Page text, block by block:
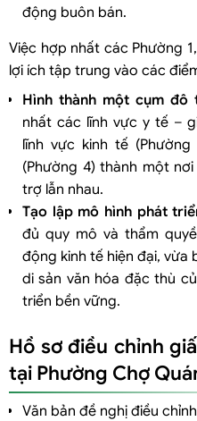
động buôn bán.
Việc hợp nhất các Phường
lợi ích tập trung vào các
Hình thành một cụm
nhất các lĩnh vực y tế –
lĩnh vực kinh tế
(Phường 4) thành một
trợ lẫn nhau.
Tạo lập mô hình phát
đủ quy mô và thẩm
động kinh tế hiện đại, vừa
di sản văn hóa đặc thù
triển bền vững.
Hồ sơ điều chỉnh
tại Phường Chợ
Văn bản đề nghị điều